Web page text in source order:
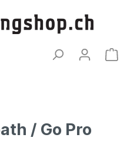
/ Go Pro